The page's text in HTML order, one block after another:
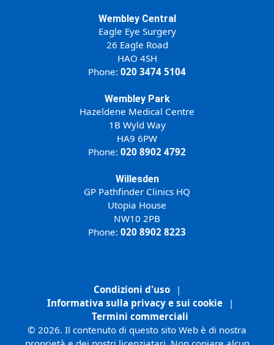
Wembley Central
Eagle Eye Surgery
26 Eagle Road
HAO 4SH
Phone: 020 3474 5104
Wembley Park
Hazeldene Medical Centre
1B Wyld Way
HA9 6PW
Phone: 020 8902 4792
Willesden
GP Pathfinder Clinics HQ
Utopia House
NW10 2PB
Phone: 020 8902 8223
Condizioni d'uso
|
Informativa sulla privacy e sui cookie
|
Termini commerciali
© 2026. Il contenuto di questo sito Web è di nostra